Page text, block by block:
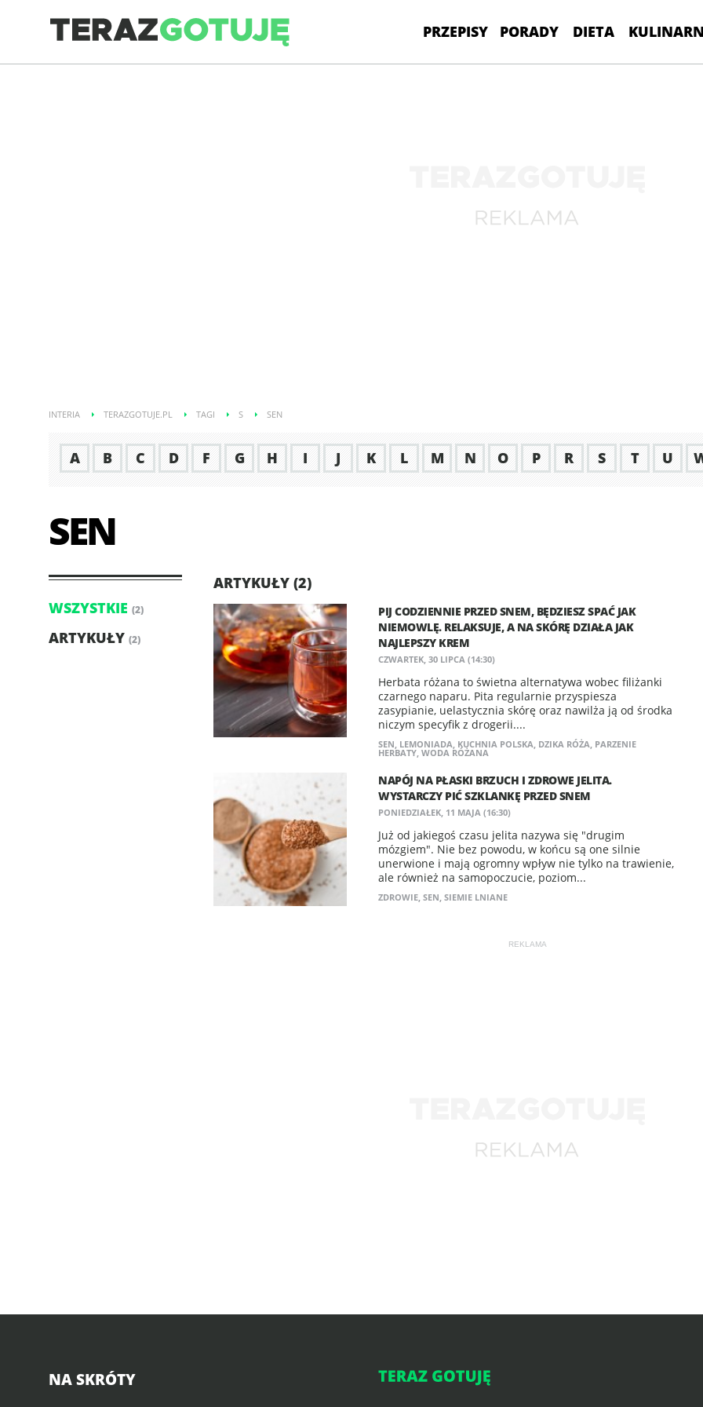
PRZEPISY PORADY DIETA
INTERIA TERAZGOTUJE.PL TAGI S SEN
A B C D F G H I J K L M N O P R S T U
SEN
WSZYSTKIE (2)
ARTYKUŁY (2)
ARTYKUŁY (2)
PIJ CODZIENNIE PRZED SNEM, BĘDZIESZ SPAĆ JAK
NIEMOWLĘ. RELAKSUJE, A NA SKÓRĘ DZIAŁA JAK
NAJLEPSZY KREM
CZWARTEK, 30 LIPCA (14:30)
Herbata różana to świetna alternatywa wobec filiżanki
czarnego naparu. Pita regularnie przyspiesza
zasypianie, uelastycznia skórę oraz nawilża ją od środka
niczym specyfik z drogerii....
SEN, LEMONIADA, KUCHNIA POLSKA, DZIKA RÓŻA, PARZENIE
HERBATY, WODA RÓŻANA
NAPÓJ NA PŁASKI BRZUCH I ZDROWE JELITA.
WYSTARCZY PIĆ SZKLANKĘ PRZED SNEM
PONIEDZIAŁEK, 11 MAJA (16:30)
Już od jakiegoś czasu jelita nazywa się "drugim
mózgiem". Nie bez powodu, w końcu są one silnie
unerwione i mają ogromny wpływ nie tylko na trawienie,
ale również na samopoczucie, poziom...
ZDROWIE, SEN, SIEMIE LNIANE
REKLAMA
NA SKRÓTY